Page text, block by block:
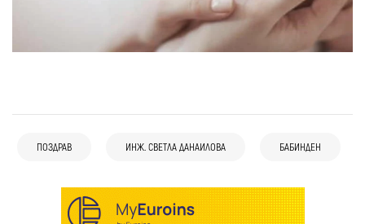
ПОЗДРАВ ИНЖ. СВЕТЛА ДАНАИЛОВА БАБИНДЕН